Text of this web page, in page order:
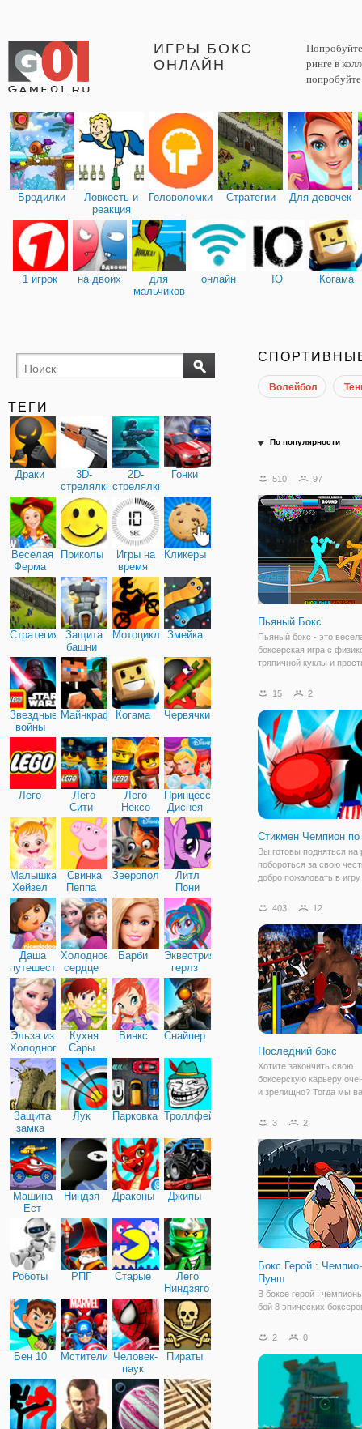
ИГРЫ БОКС
ОНЛАЙН
ринге в
Бродилки
Ловкость и
реакция
Головоломки Стратегии Для девочек
1 игрок на двоих
для
мальчиков
онлайн IO Когама
ТЕГИ
Драки
3D-
стрелялки
2D-
стрелялки
Гонки
Веселая
Ферма
Приколы
Игры на
время
Кликеры
Стратегия
Защита
башни
МотоциклыЗмейка
Звездные
войны
МайнкрафтКогама Червячки
Лего
Лего
Сити
Лего
Нексо
Найтс
Принцессы
Диснея
Малышка
Хейзел
Свинка
Пеппа
Зверополис
Литл
Пони
Дружба
Даша
путешественница
Холодное
сердце
Барби
Эквестрия
герлз
Эльза из
Холодного
сердца
Кухня
Сары
Винкс Снайпер
Защита
замка
Лук Парковка Троллфейс
Машина
Ест
Машину
Ниндзя Драконы Джипы
Роботы РПГ Старые
Лего
Ниндзяго
Бен 10 Мстители Человек-
паук
Пираты
Волейбол
По популярности
510 97
Пьяный Бокс
Пьяный бокс - это
боксерская игра с
тряпичной куклы и
боксе пьяные боксеры
друг друга. Вы можете
быстрые удары в
15 2
Стикмен Чемпион по
Вы готовы подняться на
побороться за свою
добро пожаловать в
предстоит завоевать
соперников. Это будет
но прилив
403 12
Последний бокс
Хотите закончить свою
боксерскую карьеру
и зрелищно? Тогда мы
Который является
боксерские поединки
оставить в прошлом,
3 2
Бокс Герой :
Пунш
В боксе герой :
бой 8 эпических
апперкот, используйте
есть, но не забудь
вы будете ко. Пунш - из
соперников,
2 0